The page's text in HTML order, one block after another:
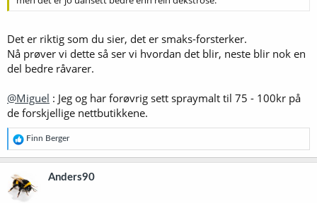
Det er riktig som du sier, det er smaks-forsterker.
Nå prøver vi dette så ser vi hvordan det blir, neste blir nok en
del bedre råvarer.
@Miguel : Jeg og har forøvrig sett spraymalt til 75 - 100kr på
de forskjellige nettbutikkene.
R
e
a
s
j
Finn Berger
Anders90